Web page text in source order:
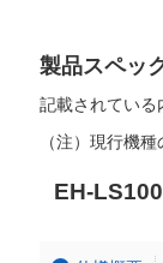
製品スペッ
記載されている
（注）現行機
EH-